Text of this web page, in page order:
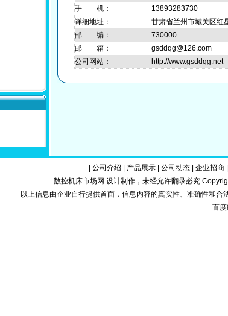
手 机：
13893283730
详细地址：
甘肃省兰州市城关区红
邮 编：
730000
邮 箱：
gsddqg@126.com
公司网站：
http://www.gsddqg.net
公司介绍 产品展示| 公司动态| 企业招商|
数控机床市场网 设计制作，未经允许翻录必究
以上信息由企业自行提供首面，信息内容的真实性、准确性和合
百